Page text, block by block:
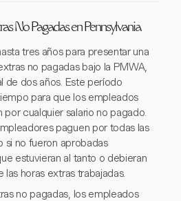
No Pagadas en Pennsylvania
tres años para presentar una
no pagadas bajo la PMWA,
de dos años. Este período
para que los empleados
cualquier salario no pagado.
paguen por todas las
si no fueron aprobadas
estuvieran al tanto o debieran
horas extras trabajadas.
no pagadas, los empleados